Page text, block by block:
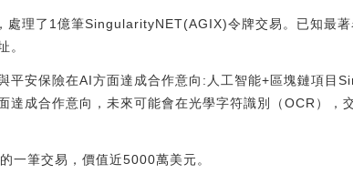
處理了1億筆SingularityNET(AGIX)令牌交易。已知最
。
安保險在AI方面達成合作意向:人工智能+區塊鏈項目
達成合作意向，未來可能會在光學字符識別（OCR），
一筆交易，價值近5000萬美元。